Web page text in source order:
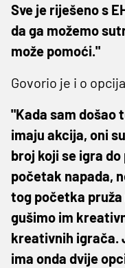
Sve je riješeno s
da ga možemo
može pomoći."
Govorio je i o
"Kada sam došao
imaju akcija, oni
broj koji se igra
početak napada,
tog početka
gušimo im
kreativnih igrača.
ima onda dvije